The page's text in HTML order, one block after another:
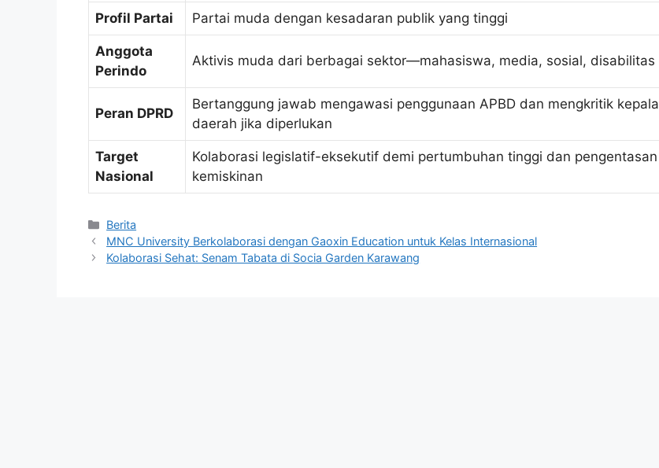
Profil Partai Partai muda dengan kesadaran publik yang tinggi
Anggota
Perindo
Aktivis muda dari berbagai sektor—mahasiswa, media, sosial, disabilitas
Peran DPRD
Bertanggung jawab mengawasi penggunaan APBD dan mengkritik kepala
daerah jika diperlukan
Target
Nasional
Kolaborasi legislatif-eksekutif demi pertumbuhan tinggi dan pengentasan
kemiskinan
Kategori
Berita
MNC University Berkolaborasi dengan Gaoxin Education untuk Kelas Internasional
Kolaborasi Sehat: Senam Tabata di Socia Garden Karawang